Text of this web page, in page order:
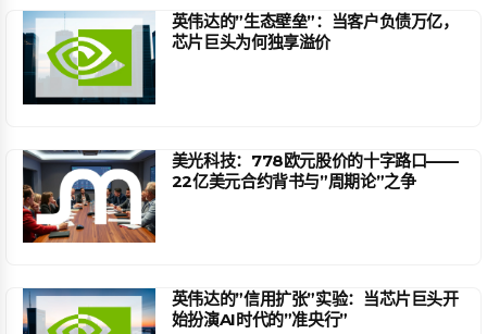
英伟达的”生态壁垒”：当客户负债万亿，
芯片巨头为何独享溢价
美光科技：778欧元股价的十字路口——
22亿美元合约背书与”周期论”之争
英伟达的”信用扩张”实验：当芯片巨头开
始扮演AI时代的”准央行”